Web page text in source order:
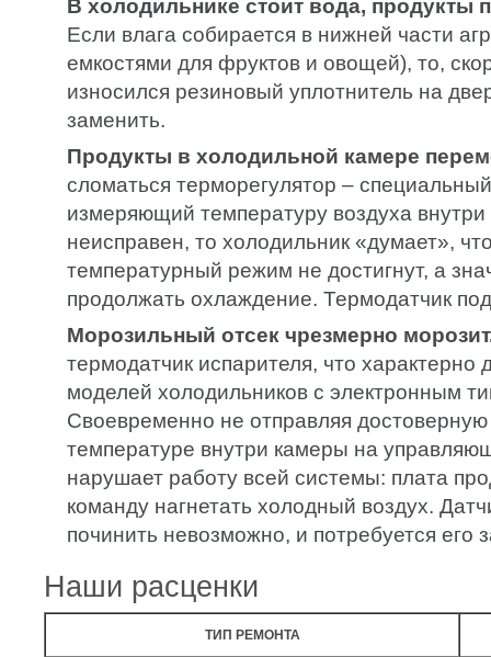
В холодильнике стоит вода, продукты
Если влага собирается в нижней части
емкостями для фруктов и овощей), то,
износился резиновый уплотнитель на
заменить.
Продукты в холодильной камере
сломаться терморегулятор –
измеряющий температуру воздуха внутри
неисправен, то холодильник «думает»,
температурный режим не достигнут, а
продолжать охлаждение. Термодатчик
Морозильный отсек чрезмерно
термодатчик испарителя, что характерно
моделей холодильников с электронным
Своевременно не отправляя
температуре внутри камеры на
нарушает работу всей системы: плата
команду нагнетать холодный воздух.
починить невозможно, и потребуется его
Наши расценки
ТИП РЕМОНТА